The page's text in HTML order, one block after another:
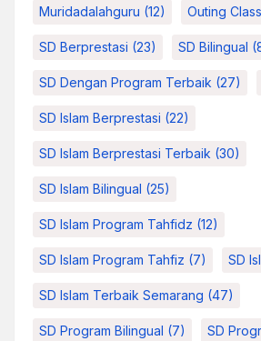
Muridadalahguru (12) Outing Class
SD Berprestasi (23) SD Bilingual
SD Dengan Program Terbaik (27)
SD Islam Berprestasi (22)
SD Islam Berprestasi Terbaik (30)
SD Islam Bilingual (25)
SD Islam Program Tahfidz (12)
SD Islam Program Tahfiz (7) SD
SD Islam Terbaik Semarang (47)
SD Program Bilingual (7) SD